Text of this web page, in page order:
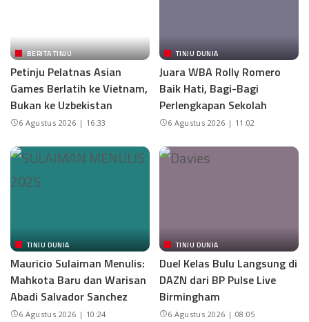
BERITA TINJU
Petinju Pelatnas Asian
Games Berlatih ke Vietnam,
Bukan ke Uzbekistan
6 Agustus 2026 | 16:33
TINJU DUNIA
Juara WBA Rolly Romero
Baik Hati, Bagi-Bagi
Perlengkapan Sekolah
6 Agustus 2026 | 11:02
TINJU DUNIA
Mauricio Sulaiman Menulis:
Mahkota Baru dan Warisan
Abadi Salvador Sanchez
6 Agustus 2026 | 10:24
TINJU DUNIA
Duel Kelas Bulu Langsung di
DAZN dari BP Pulse Live
Birmingham
6 Agustus 2026 | 08:05